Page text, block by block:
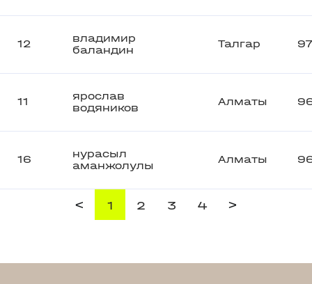
12
владимир
баландин
Талгар
11
ярослав
водяников
Алматы
16
нурасыл
аманжолулы
Алматы
< 1 2 3 4 >